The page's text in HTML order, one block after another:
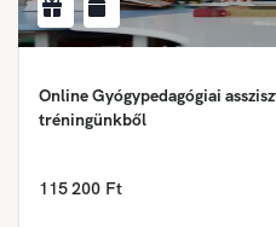
Online Gyógypedagógiai
tréningünkből
115 200 Ft